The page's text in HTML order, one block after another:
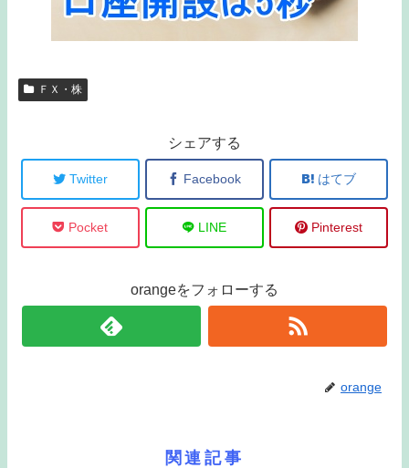
ＦＸ・株
シェアする
Twitter Facebook はてブ
Pocket LINE Pinterest
orangeをフォローする
orange
関連記事